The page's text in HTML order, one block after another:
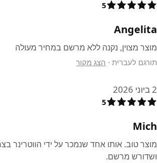
5
Angelita
מוצר מצוין, נקנה ללא מרשם במחיר מעולה
תורגם לעברית · הצג מקור
2 ביוני 2026
5
Mich
מוצר טוב. אותו אחד שנמכר על ידי הווטרינר
ושדורש מרשם.